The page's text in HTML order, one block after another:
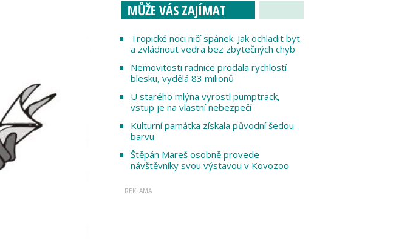
MŮŽE VÁS ZAJÍMAT
Tropické noci ničí spánek. Jak ochladit byt
a zvládnout vedra bez zbytečných chyb
Nemovitosti radnice prodala rychlostí
blesku, vydělá 83 milionů
U starého mlýna vyrostl pumptrack,
vstup je na vlastní nebezpečí
Kulturní památka získala původní šedou
barvu
Štěpán Mareš osobně provede
návštěvníky svou výstavou v Kovozoo